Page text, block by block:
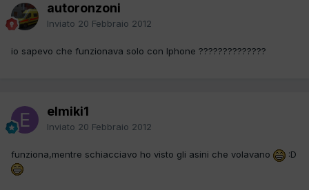
autoronzoni
Inviato 20 Febbraio 2012
io sapevo che funzionava solo con Iphone ??????????????
elmiki1
Inviato 20 Febbraio 2012
funziona,mentre schiacciavo ho visto gli asini che volavano :D